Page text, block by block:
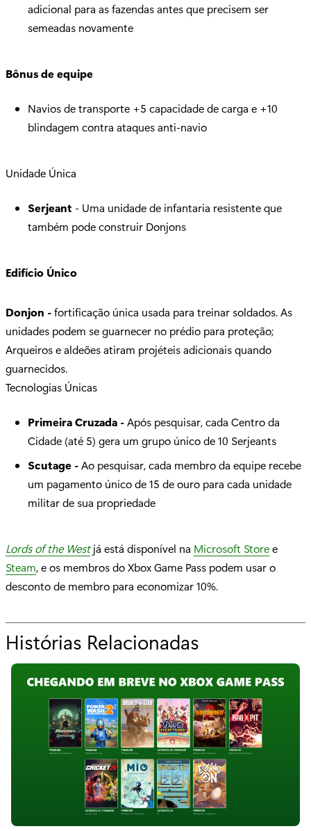
adicional para as fazendas antes que precisem ser
semeadas novamente
Bônus de equipe
Navios de transporte +5 capacidade de carga e +10
blindagem contra ataques anti-navio
Unidade Única
Serjeant - Uma unidade de infantaria resistente que
também pode construir Donjons
Edifício Único
Donjon -fortificação única usada para treinar soldados. As
unidades podem se guarnecer no prédio para proteção;
Arqueiros e aldeões atiram projéteis adicionais quando
guarnecidos.
Tecnologias Únicas
Primeira Cruzada -Após pesquisar, cada Centro da
Cidade (até 5) gera um grupo único de 10 Serjeants
Scutage -Ao pesquisar, cada membro da equipe recebe
um pagamento único de 15 de ouro para cada unidade
militar de sua propriedade
Lords of the Westjá está disponível na Microsoft Storee
Steam, e os membros do Xbox Game Pass podem usar o
desconto de membro para economizar 10%.
Histórias Relacionadas
a
r
a
"
T
h
e